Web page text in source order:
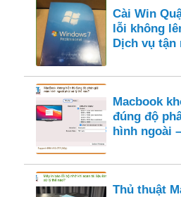
Cài Win
lỗi không
Dịch vụ tận
Macbook
đúng độ
hình ngoài
Thủ thuật